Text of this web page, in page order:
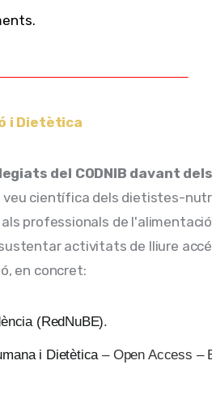
i Dietètica
del CODNIB davant
veu científica dels dietistes-
professionals de
activitats de lliure
en concret:
(RedNuBE).
i Dietètica – Open Access –